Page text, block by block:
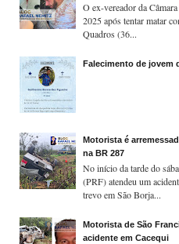
O ex-vereador da
2025 após tentar matar
Quadros (36...
Falecimento de jovem
Motorista é
na BR 287
No início da tarde do
(PRF) atendeu um
trevo em São Borja...
Motorista de São
acidente em Cacequi